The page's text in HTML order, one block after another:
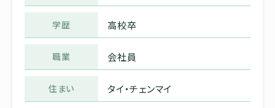
学歴 高校卒
職業 会社員
住まい タイ・チェンマイ